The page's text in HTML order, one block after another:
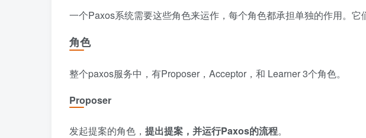
一个Paxos系统需要这些角色来运作，每个角色都承担单独的作用。它
角色
整个paxos服务中，有Proposer，Acceptor，和 Learner 3个角色。
Proposer
发起提案的角色， 提出提案，并运行Paxos的流程。